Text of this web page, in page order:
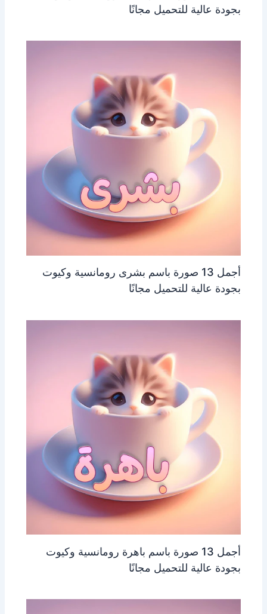
بجودة عالية للتحميل مجانًا
أجمل 13 صورة باسم بشرى رومانسية وكيوت
بجودة عالية للتحميل مجانًا
أجمل 13 صورة باسم باهرة رومانسية وكيوت
بجودة عالية للتحميل مجانًا